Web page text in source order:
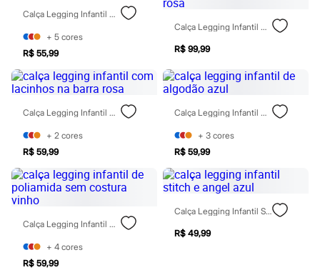
Marcas
Baby Club
Fifteen
Miss Fifteen
Palomino
Moda íntima
Calcinhas
Cuecas
Meias
Pijamas
Moda praia
Biquínis e Maiôs
Blusas de proteção
Sungas
Personagens
Bluey
Disney
Homem Aranha
Minecraft
Calça Legging Infantil De Algodão Felpado Preta
+ 5 cores
R$ 55,99
Calça Legging Infantil De Poliamida Com Nervuras Rosa
R$ 99,99
Calça Legging Infantil Com Lacinhos Na Barra Rosa
+ 2 cores
R$ 59,99
Calça Legging Infantil De Algodão Azul
+ 3 cores
R$ 59,99
Calça Legging Infantil De Poliamida Sem Costura Vinho
+ 4 cores
R$ 59,99
Calça Legging Infantil Stitch E Angel Azul
R$ 49,99